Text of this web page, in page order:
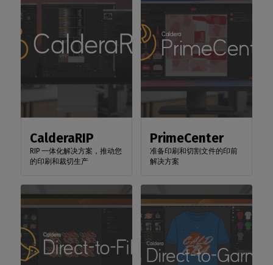
CalderaRIP
RIP 一体化解决方案，推动您
的印刷和裁切生产
PrimeCenter
准备印刷和切割文件的印前
解决方案